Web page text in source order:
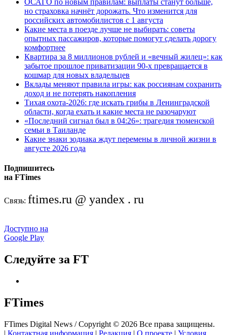
но страховка начнёт дорожать. Что изменится для
российских автомобилистов с 1 августа
Какие места в поезде лучше не выбирать: советы
опытных пассажиров, которые помогут сделать дорогу
комфортнее
Квартира за 8 миллионов рублей и «вечный жилец»: как
забытое прошлое приватизации 90-х превращается в
кошмар для новых владельцев
Вклады меняют правила игры: как россиянам сохранить
доход и не потерять накопления
Тихая охота-2026: где искать грибы в Ленинградской
области, когда ехать и какие места не разочаруют
«Последний сигнал был в 04:26»: трагедия тюменской
семьи в Таиланде
Какие знаки зодиака ждут перемены в личной жизни в
августе 2026 года
Подпишитесь
на FTimes
Связь: ftimes.ru @ yandex . ru
Доступно на
Google Play
Следуйте за FT
FTimes
FTimes Digital News / Copyright © 2026 Все права защищены.
| Контактная информация | Редакция | О проекте | Условия